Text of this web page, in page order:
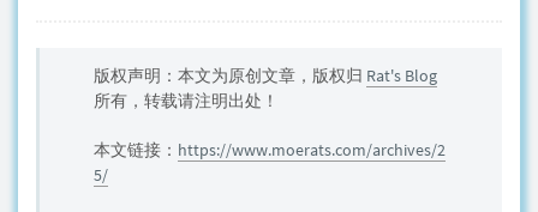
版权声明：本文为原创文章，版权归 Rat's Blog
所有，转载请注明出处！
本文链接： https://www.moerats.com/archives/2
5/